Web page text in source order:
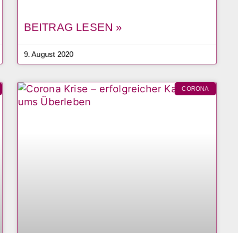
BEITRAG LESEN »
9. August 2020
CORONA